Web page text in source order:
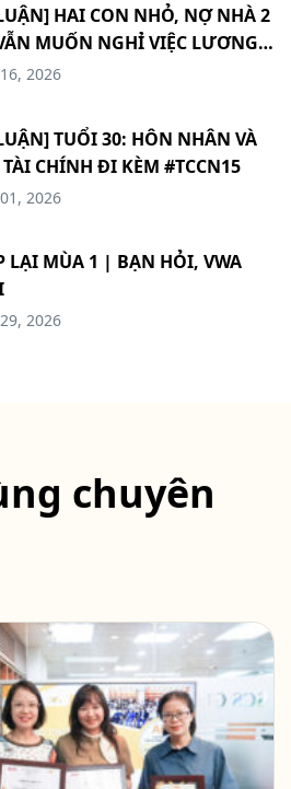
HAI CON NHỎ, NỢ NHÀ 2
MUỐN NGHỈ VIỆC LƯƠNG
ĐAM MÊ HAY QUÁ MẠO
2026
TUỔI 30: HÔN NHÂN VÀ
ÁP LỰC TÀI CHÍNH ĐI KÈM #TCCN15
2026
LẠI MÙA 1 | BẠN HỎI, VWA
2026
chuyên